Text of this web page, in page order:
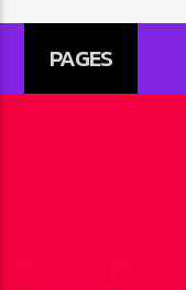
IDM7RADIO
PAGES